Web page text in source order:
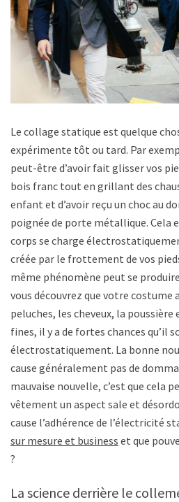
Le collage statique est quelque
expérimente tôt ou tard. Par
peut-être d’avoir fait glisser vos
bois franc tout en grillant des
enfant et d’avoir reçu un choc au
poignée de porte métallique. Cela
corps se charge
créée par le frottement de vos
même phénomène peut se
vous découvrez que votre
peluches, les cheveux, la poussière
fines, il y a de fortes chances qu’il
électrostatiquement. La bonne
cause généralement pas de
mauvaise nouvelle, c’est que cela
vêtement un aspect sale et
cause l’adhérence de l’électricité
sur mesure et business et que
?
La science derrière le